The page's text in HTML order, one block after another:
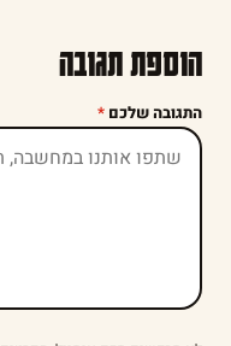
הוספת תגובה
התגובה שלכם *